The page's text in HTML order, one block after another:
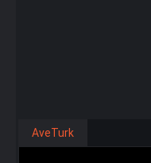
AveTurk